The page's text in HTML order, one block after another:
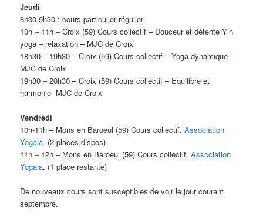
Jeudi
8h30-9h30 : cours particulier régulier
10h – 11h – Croix (59) Cours collectif – Douceur et détente Yin
yoga – relaxation – MJC de Croix
18h30 – 19h30 – Croix (59) Cours collectif – Yoga dynamique –
MJC de Croix
19h30 – 20h30 – Croix (59) Cours collectif – Equilibre et
harmonie- MJC de Croix
Vendredi
10h-11h – Mons en Baroeul (59) Cours collectif.Association
Yogala. (2 places dispos)
11h – 12h – Mons en Baroeul (59) Cours collectif.Association
Yogala. (1 place restante)
De nouveaux cours sont susceptibles de voir le jour courant
septembre.